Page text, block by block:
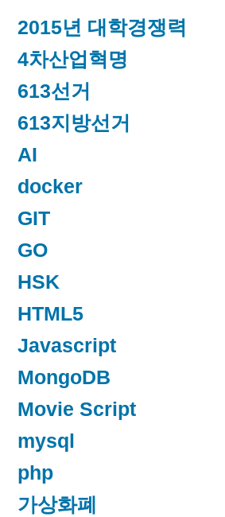
2015년 대학경쟁력
4차산업혁명
613선거
613지방선거
AI
docker
GIT
GO
HSK
HTML5
Javascript
MongoDB
Movie Script
mysql
php
가상화폐